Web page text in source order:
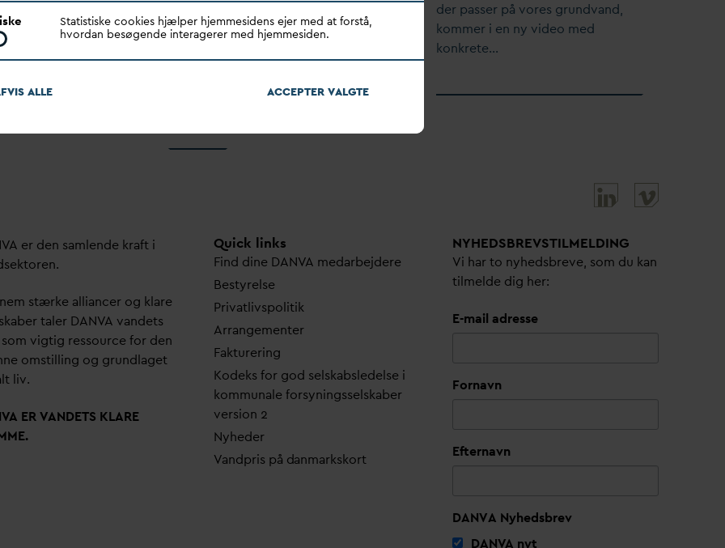
hvis produkter
væsentligt til
af spilde
skal sikre, at producenter af
der passer på vores grundvand,
kommer i en ny video med
konkrete…
VA er den samlende kraft i
stærke alliancer og klare
taler DANVA vandets
som vigtig ressource for den
omstilling og grundlaget
liv.
VA ERVANDETS KLARE
Quick links
Find dine DANVA medarbejdere
Bestyrelse
Privatlivspolitik
Arrangementer
Fakturering
Kodeks for god selskabsledelse i
kommunale forsyningsselskaber
version 2
Nyheder
Vandpris på danmarkskort
NYHEDSBREVS­TILMELDING
Vi har to nyhedsbreve, som du kan
tilmelde dig her:
E-mail adresse
Fornavn
Efternavn
DANVA Nyhedsbrev
DANVA nyt
Statistiske cookies hjælper hjemmesidens ejer med at forstå,
hvordan besøgende interagerer med hjemmesiden.
ALLE ACCEPTERVALGTE